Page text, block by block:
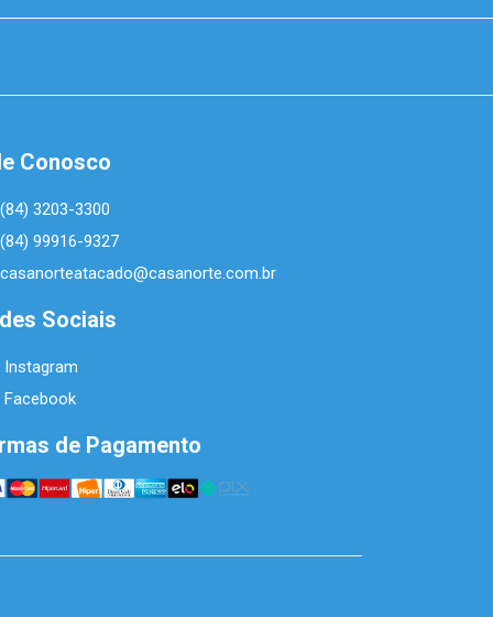
Conosco
(84) 3203-3300
(84) 99916-9327
casanorteatacado@casanorte.com.br
Sociais
Instagram
Facebook
de Pagamento